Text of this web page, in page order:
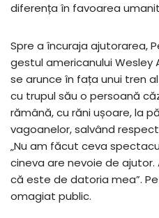
diferența în favoarea
Spre a încuraja ajutorarea,
gestul americanului Wesley
se arunce în fața unui tren
cu trupul său o persoană
rămână, cu răni ușoare, la
vagoanelor, salvând
„Nu am făcut ceva
cineva are nevoie de
că este de datoria mea”.
omagiat public.